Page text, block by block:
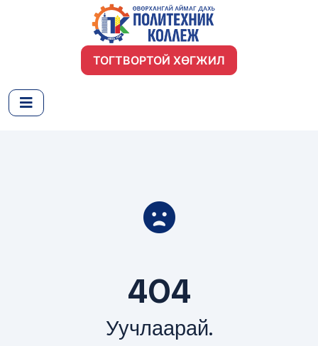
ТОГТВОРТОЙ ХӨГЖИЛ
404
Уучлаарай.